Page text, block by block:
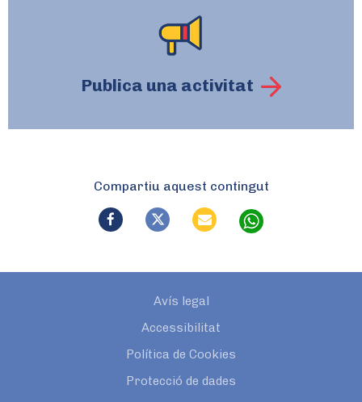
Publica una activitat
Compartiu aquest contingut
Avís legal
Accessibilitat
Política de Cookies
Protecció de dades